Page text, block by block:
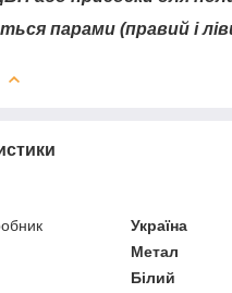
парами (правий і
Україна
Метал
Білий